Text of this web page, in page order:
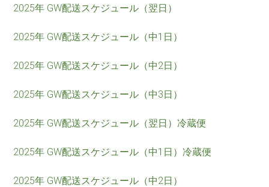
商
2025年 GW配送スケジュール（翌日）
2025年 GW配送スケジュール（中1日）
2025年 GW配送スケジュール（中2日）
2025年 GW配送スケジュール（中3日）
2025年 GW配送スケジュール（翌日）冷蔵便
2025年 GW配送スケジュール（中1日）冷蔵便
2025年 GW配送スケジュール（中2日）